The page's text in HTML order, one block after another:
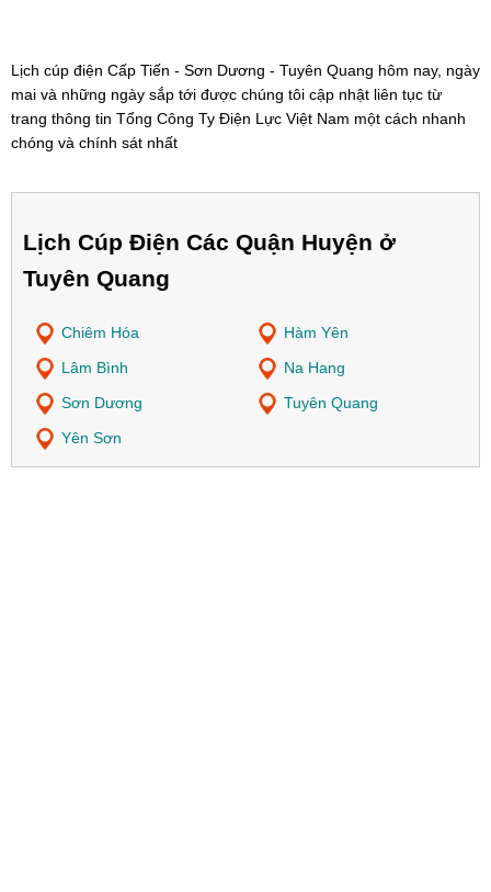
Lịch cúp điện Cấp Tiến - Sơn Dương - Tuyên Quang hôm nay, ngày
mai và những ngày sắp tới được chúng tôi cập nhật liên tục từ
trang thông tin Tổng Công Ty Điện Lực Việt Nam một cách nhanh
chóng và chính sát nhất
Lịch Cúp Điện Các Quận Huyện ở
Tuyên Quang
Chiêm Hóa
Hàm Yên
Lâm Bình
Na Hang
Sơn Dương
Tuyên Quang
Yên Sơn